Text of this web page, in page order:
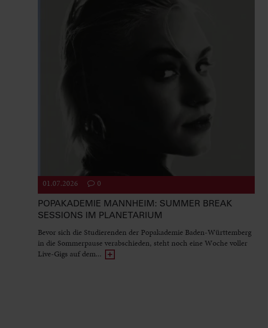
01.07.2026 0
POPAKADEMIE MANNHEIM: SUMMER BREAK
SESSIONS IM PLANETARIUM
Bevor sich die Studierenden der Popakademie Baden-Württemberg
in die Sommerpause verabschieden, steht noch eine Woche voller
Live-Gigs auf dem...